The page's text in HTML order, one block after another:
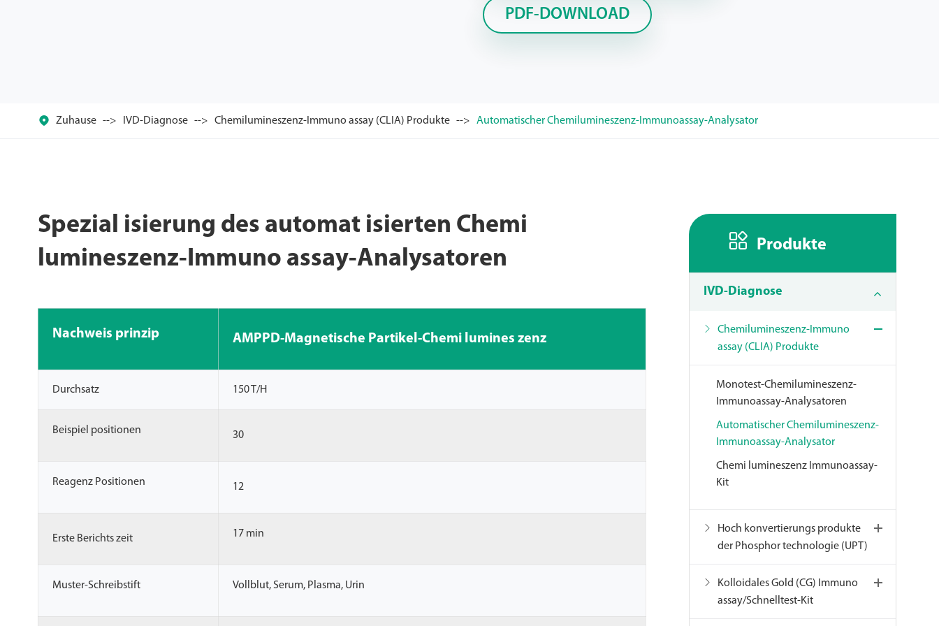
PDF-DOWNLOAD
 Zuhause IVD-Diagnose Chemilumineszenz-Immuno assay (CLIA) Produkte Automatischer Chemilumineszenz-Immunoassay-Analysator
Spezial isierung des automat isierten Chemi
lumineszenz-Immuno assay-Analysatoren
Nachweis prinzip AMPPD-Magnetische Partikel-Chemi lumines zenz
Durchsatz 150 T/H
Beispiel positionen 30
Reagenz Positionen 12
Erste Berichts zeit 17 min
Muster-Schreibstift Vollblut, Serum, Plasma, Urin
 Produkte
IVD-Diagnose
Chemilumineszenz-Immuno
assay (CLIA) Produkte
Monotest-Chemilumineszenz-
Immunoassay-Analysatoren
Automatischer Chemilumineszenz-
Immunoassay-Analysator
Chemi lumineszenz Immunoassay-
Kit
Hoch konvertierungs produkte
der Phosphor technologie (UPT)
Kolloidales Gold (CG) Immuno
assay/Schnelltest-Kit